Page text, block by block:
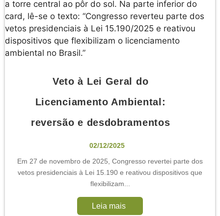
Veto à Lei Geral do
Licenciamento Ambiental:
reversão e desdobramentos
02/12/2025
Em 27 de novembro de 2025, Congresso revertei parte dos
vetos presidenciais à Lei 15.190 e reativou dispositivos que
flexibilizam...
Leia mais